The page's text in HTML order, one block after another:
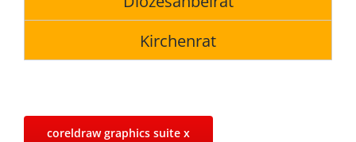
Kirchenrat
coreldraw graphics suite x